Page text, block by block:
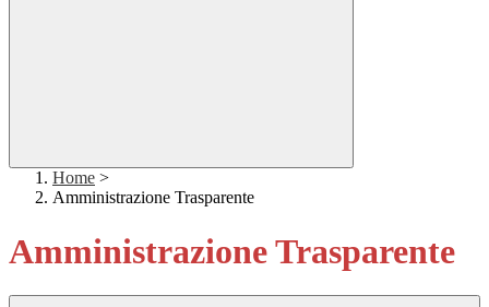
Home >
Amministrazione Trasparente
Amministrazione Trasparente